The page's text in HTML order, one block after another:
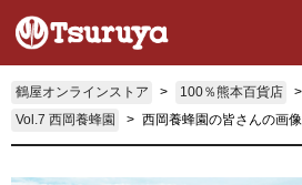
鶴屋オンラインストア 100％熊本百貨店
Vol.7 西岡養蜂園
西岡養蜂園の皆さんの画像